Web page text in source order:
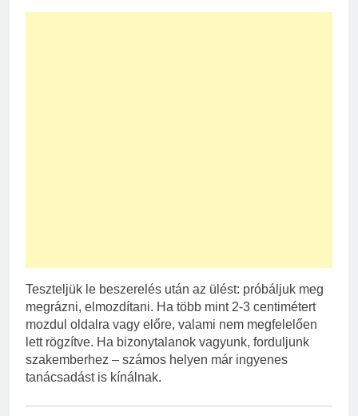
Teszteljük le beszerelés után az ülést: próbáljuk meg
megrázni, elmozdítani. Ha több mint 2-3 centimétert
mozdul oldalra vagy előre, valami nem megfelelően
lett rögzítve. Ha bizonytalanok vagyunk, forduljunk
szakemberhez – számos helyen már ingyenes
tanácsadást is kínálnak.